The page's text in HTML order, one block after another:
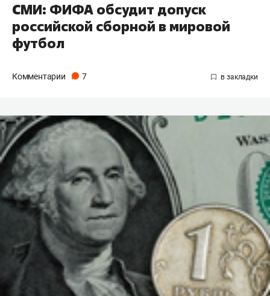
СМИ: ФИФА обсудит допуск
российской сборной в мировой
футбол
Комментарии 7